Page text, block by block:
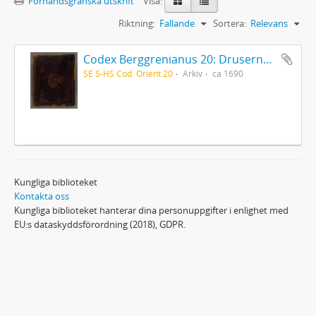
Sortera: Relevans
Riktning: Fallande
Codex Berggrenianus 20: Drusernas på Libanon heliga bok
SE S-HS Cod. Orient 20 Arkiv ca 1690
Kungliga biblioteket
Kontakta oss
Kungliga biblioteket hanterar dina personuppgifter i enlighet med
EU:s dataskyddsförordning (2018), GDPR.